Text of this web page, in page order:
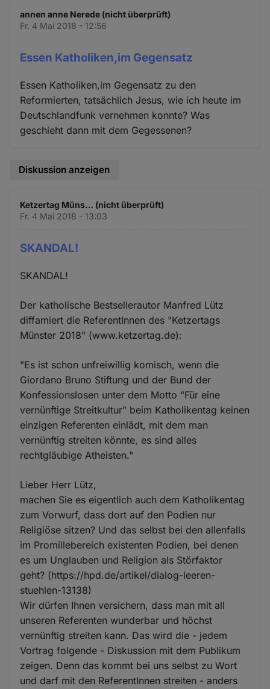
annen anne Nerede (nicht überprüft)
Fr. 4 Mai 2018 - 12:56
Essen Katholiken,im Gegensatz
Essen Katholiken,im Gegensatz zu den
Reformierten, tatsächlich Jesus, wie ich heute im
Deutschlandfunk vernehmen konnte? Was
geschieht dann mit dem Gegessenen?
Diskussion anzeigen
Ketzertag Müns… (nicht überprüft)
Fr. 4 Mai 2018 - 13:03
SKANDAL!
SKANDAL!
Der katholische Bestsellerautor Manfred Lütz
diffamiert die ReferentInnen des "Ketzertags
Münster 2018" (www.ketzertag.de):
"Es ist schon unfreiwillig komisch, wenn die
Giordano Bruno Stiftung und der Bund der
Konfessionslosen unter dem Motto "Für eine
vernünftige Streitkultur" beim Katholikentag keinen
einzigen Referenten einlädt, mit dem man
vernünftig streiten könnte, es sind alles
rechtgläubige Atheisten."
Lieber Herr Lütz,
machen Sie es eigentlich auch dem Katholikentag
zum Vorwurf, dass dort auf den Podien nur
Religiöse sitzen? Und das selbst bei den allenfalls
im Promillebereich existenten Podien, bei denen
es um Unglauben und Religion als Störfaktor
geht? (https://hpd.de/artikel/dialog-leeren-
stuehlen-13138)
Wir dürfen Ihnen versichern, dass man mit all
unseren Referenten wunderbar und höchst
vernünftig streiten kann. Das wird die - jedem
Vortrag folgende - Diskussion mit dem Publikum
zeigen. Denn das kommt bei uns selbst zu Wort
und darf mit den ReferentInnen streiten - anders
und
Cookies